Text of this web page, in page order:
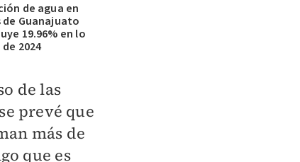
de agua en
de Guanajuato
19.96% en lo
2024
de las
se prevé que
más de
que es